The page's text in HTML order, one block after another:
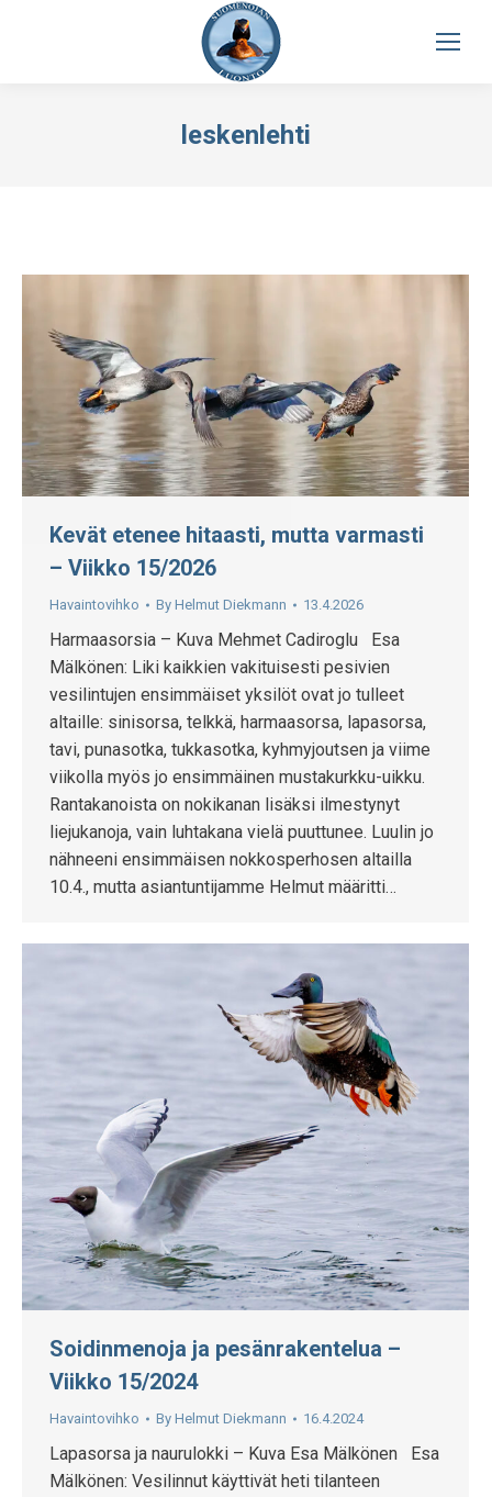
leskenlehti
Kevät etenee hitaasti, mutta varmasti
– Viikko 15/2026
Havaintovihko By Helmut Diekmann 13.4.2026
Harmaasorsia – Kuva Mehmet Cadiroglu Esa
Mälkönen: Liki kaikkien vakituisesti pesivien
vesilintujen ensimmäiset yksilöt ovat jo tulleet
altaille: sinisorsa, telkkä, harmaasorsa, lapasorsa,
tavi, punasotka, tukkasotka, kyhmyjoutsen ja viime
viikolla myös jo ensimmäinen mustakurkku-uikku.
Rantakanoista on nokikanan lisäksi ilmestynyt
liejukanoja, vain luhtakana vielä puuttunee. Luulin jo
nähneeni ensimmäisen nokkosperhosen altailla
10.4., mutta asiantuntijamme Helmut määritti…
Soidinmenoja ja pesänrakentelua –
Viikko 15/2024
Havaintovihko By Helmut Diekmann 16.4.2024
Lapasorsa ja naurulokki – Kuva Esa Mälkönen Esa
Mälkönen: Vesilinnut käyttivät heti tilanteen